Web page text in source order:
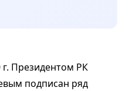
Президентом РК
подписан ряд